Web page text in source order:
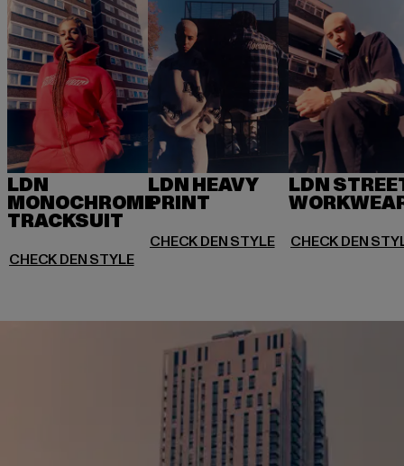
LDN
MONOCHROME
TRACKSUIT
CHECK DEN STYLE
LDN HEAVY
PRINT
CHECK DEN STYLE
LDN